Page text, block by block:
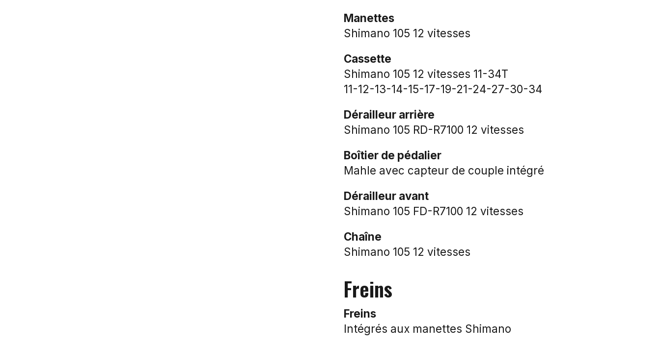
Manettes
Shimano 105 12 vitesses
Cassette
Shimano 105 12 vitesses 11-34T
11-12-13-14-15-17-19-21-24-27-30-34
Dérailleur arrière
Shimano 105 RD-R7100 12 vitesses
Boîtier de pédalier
Mahle avec capteur de couple intégré
Dérailleur avant
Shimano 105 FD-R7100 12 vitesses
Chaîne
Shimano 105 12 vitesses
Freins
Freins
Intégrés aux manettes Shimano